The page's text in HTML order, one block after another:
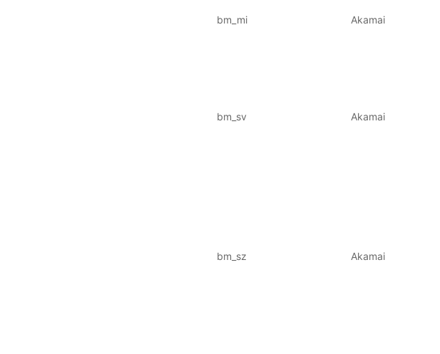
bm_mi Akamai
bm_sv Akamai
bm_sz Akamai